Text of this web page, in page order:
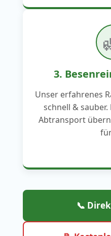
3.
Unser erfahrenes
schnell &
Abtransport
📞